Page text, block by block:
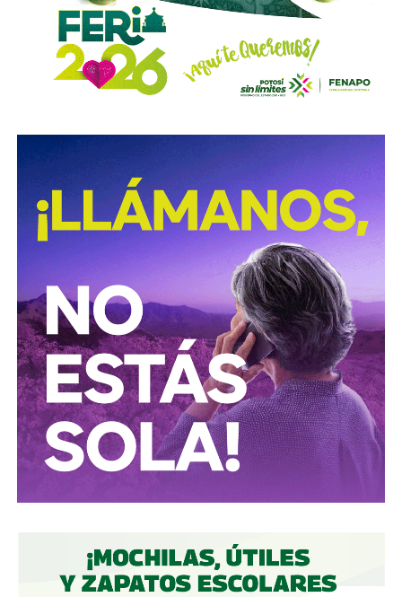
autoridades pararepintar o rescatar las señales que
no solo ahí, sino en toda la ciudad, están mal pintadas,
opacas, mal colocadas o tapadas por árboles
compartieron videos, que criticaron al
conductores hacia peatones
(como si eso no fuera pan
de cada día), ¿por qué no acompañaron sus post con un
“circule con cuidado”, “cumpla con lo establecido”,
“respete al peatón”?
A mis colegas de los medios: falta para el 2027, no
empecemos desde ya a
querer caerle mejor al que
todavía no saben si va a seguir en el poder, hagamos
periodismo útil, no crítica en busca de likes.
Conductores:respeten al peatón.Peatones:no usen el
móvil mientras cruzan las calles, ni intenten ganarle al
semáforo.Ciclistas:
hay solo 3 ciclovías, pero usémoslas
correctamente.
Autoridades:hagan su trabajo, pero háganlo bien, y no
descuiden lo que hicieron antes por centrarse solo en
obras nuevas.
personas se sientan más seguras entrando a un parque
bajo su cuidado, para evitar accidentes en una calle, de una